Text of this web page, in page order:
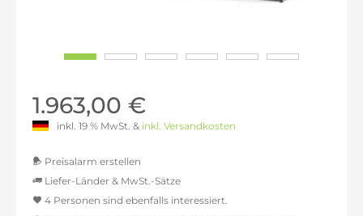
1.963,00 €
inkl. 19 % MwSt. & inkl. Versandkosten
Preisalarm erstellen
Liefer-Länder & MwSt.-Sätze
4 Personen sind ebenfalls interessiert.